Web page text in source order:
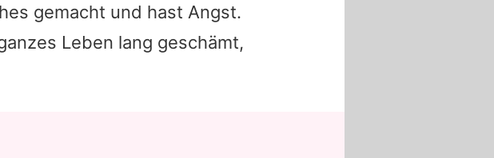
gemacht und hast Angst.
Leben lang geschämt,